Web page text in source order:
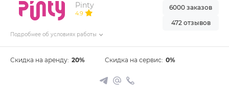
Pinty
4.9
Подробнее об условиях работы
6000 заказов
472 отзывов
Скидка на аренду: 20% Скидка на сервис: 0%